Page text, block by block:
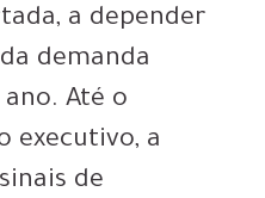
a depender
demanda
Até o
executivo, a
de